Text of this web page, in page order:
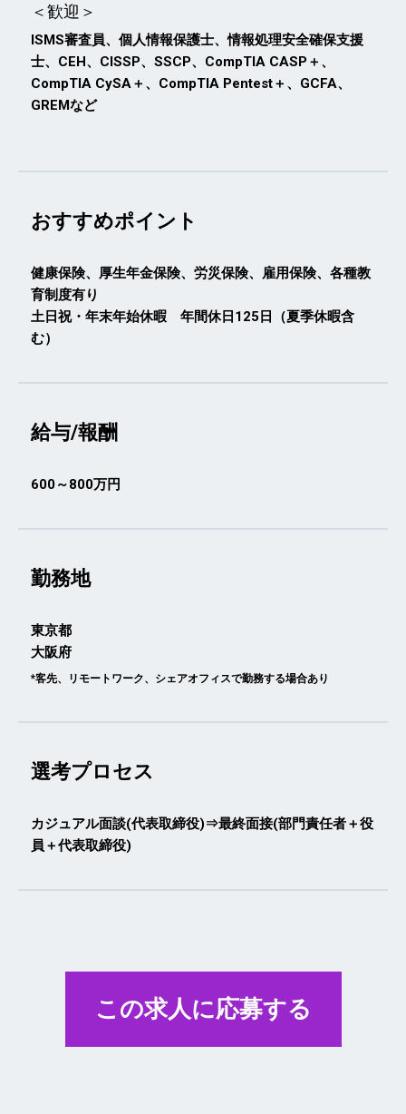
＜歓迎＞
ISMS審査員、個人情報保護士、情報処理安全確保支援
士、CEH、CISSP、SSCP、CompTIA CASP＋、
CompTIA CySA＋、CompTIA Pentest＋、GCFA、
GREMなど
おすすめポイント
健康保険、厚生年金保険、労災保険、雇用保険、各種教
育制度有り
土日祝・年末年始休暇 年間休日125日（夏季休暇含
む）
給与/報酬
600～800万円
勤務地
東京都
大阪府
*客先、リモートワーク、シェアオフィスで勤務する場合あり
選考プロセス
カジュアル面談(代表取締役)⇒最終面接(部門責任者＋役
員＋代表取締役)
この求人に応募する